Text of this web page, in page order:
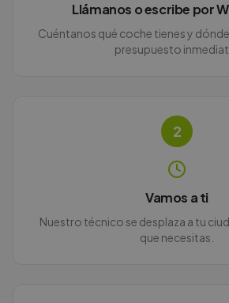
Llámanos o escribe por
Cuéntanos qué coche tienes y
presupuesto
2
Vamos a ti
Nuestro técnico se desplaza a tu
que necesitas.